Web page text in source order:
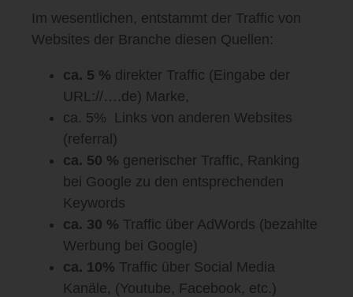
Im wesentlichen, entstammt der Traffic von
Websites der Branche diesen Quellen:
ca. 5 % direkter Traffic (Eingabe der
URL://….de) Marke,
ca. 5% Links von anderen Websites
(referral)
ca. 50 % generischer Traffic, Ranking
bei Google zu den entsprechenden
Keywords
ca. 30 % Traffic über AdWords (bezahlte
Werbung bei Google)
ca. 10% Traffic über Social Media
Kanäle, (Youtube, Facebook, etc.)